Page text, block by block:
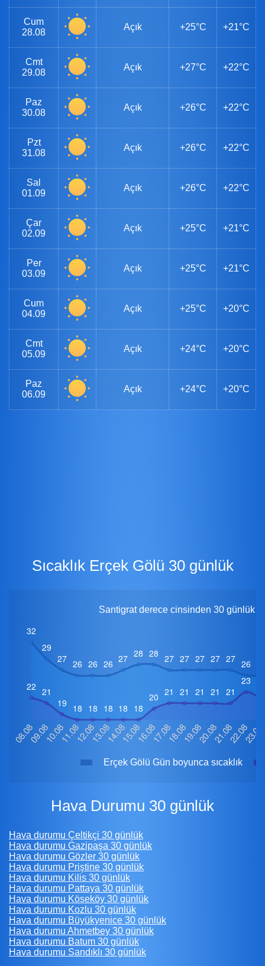
Cum
28.08
Açık +25°C +21°C
Cmt
29.08
Açık +27°C +22°C
Paz
30.08
Açık +26°C +22°C
Pzt
31.08
Açık +26°C +22°C
Sal
01.09
Açık +26°C +22°C
Çar
02.09
Açık +25°C +21°C
Per
03.09
Açık +25°C +21°C
Cum
04.09
Açık +25°C +20°C
Cmt
05.09
Açık +24°C +20°C
Paz
06.09
Açık +24°C +20°C
Sıcaklık Erçek Gölü 30 günlük
Santigrat derece cinsinden 30 günlük
Erçek Gölü Gün boyunca sıcaklık
Hava Durumu 30 günlük
Hava durumu Çeltikçi 30 günlük
Hava durumu Gazipaşa 30 günlük
Hava durumu Gözler 30 günlük
Hava durumu Priştine 30 günlük
Hava durumu Kilis 30 günlük
Hava durumu Pattaya 30 günlük
Hava durumu Köseköy 30 günlük
Hava durumu Kozlu 30 günlük
Hava durumu Büyükyenice 30 günlük
Hava durumu Ahmetbey 30 günlük
Hava durumu Batum 30 günlük
Hava durumu Sandıklı 30 günlük